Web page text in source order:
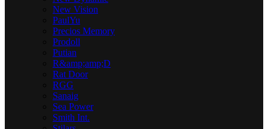
New Vision
PaulYu
Precios Memory
Prodoll
Putian
R&amp;amp;D
Rat Door
RGG
Sanaig
Sea Power
Smith Int.